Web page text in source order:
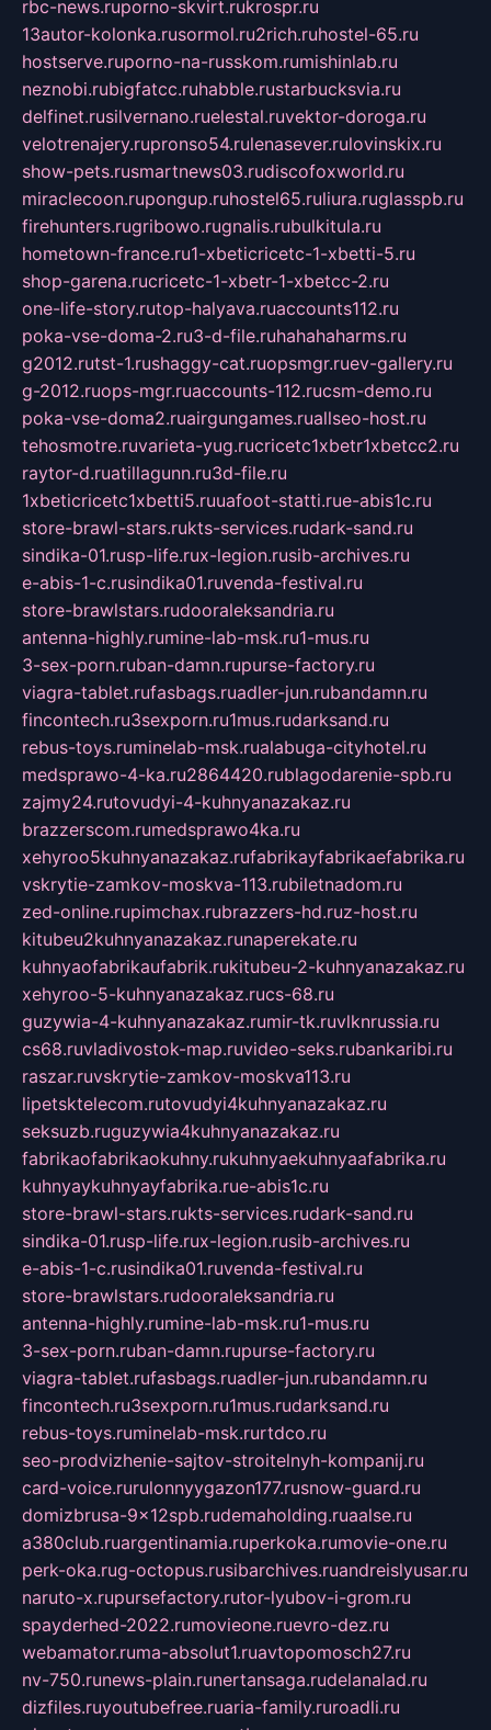
rbc-news.ruporno-skvirt.rukrospr.ru
13autor-kolonka.rusormol.ru2rich.ruhostel-65.ru
hostserve.ruporno-na-russkom.rumishinlab.ru
neznobi.rubigfatcc.ruhabble.rustarbucksvia.ru
delfinet.rusilvernano.ruelestal.ruvektor-doroga.ru
velotrenajery.rupronso54.rulenasever.rulovinskix.ru
show-pets.rusmartnews03.rudiscofoxworld.ru
miraclecoon.rupongup.ruhostel65.ruliura.ruglasspb.ru
firehunters.rugribowo.rugnalis.rubulkitula.ru
hometown-france.ru1-xbeticricetc-1-xbetti-5.ru
shop-garena.rucricetc-1-xbetr-1-xbetcc-2.ru
one-life-story.rutop-halyava.ruaccounts112.ru
poka-vse-doma-2.ru3-d-file.ruhahahaharms.ru
g2012.rutst-1.rushaggy-cat.ruopsmgr.ruev-gallery.ru
g-2012.ruops-mgr.ruaccounts-112.rucsm-demo.ru
poka-vse-doma2.ruairgungames.ruallseo-host.ru
tehosmotre.ruvarieta-yug.rucricetc1xbetr1xbetcc2.ru
raytor-d.ruatillagunn.ru3d-file.ru
1xbeticricetc1xbetti5.ruuafoot-statti.rue-abis1c.ru
store-brawl-stars.rukts-services.rudark-sand.ru
sindika-01.rusp-life.rux-legion.rusib-archives.ru
e-abis-1-c.rusindika01.ruvenda-festival.ru
store-brawlstars.rudooraleksandria.ru
antenna-highly.rumine-lab-msk.ru1-mus.ru
3-sex-porn.ruban-damn.rupurse-factory.ru
viagra-tablet.rufasbags.ruadler-jun.rubandamn.ru
fincontech.ru3sexporn.ru1mus.rudarksand.ru
rebus-toys.ruminelab-msk.rualabuga-cityhotel.ru
medsprawo-4-ka.ru2864420.rublagodarenie-spb.ru
zajmy24.rutovudyi-4-kuhnyanazakaz.ru
brazzerscom.rumedsprawo4ka.ru
xehyroo5kuhnyanazakaz.rufabrikayfabrikaefabrika.ru
vskrytie-zamkov-moskva-113.rubiletnadom.ru
zed-online.rupimchax.rubrazzers-hd.ruz-host.ru
kitubeu2kuhnyanazakaz.runaperekate.ru
kuhnyaofabrikaufabrik.rukitubeu-2-kuhnyanazakaz.ru
xehyroo-5-kuhnyanazakaz.rucs-68.ru
guzywia-4-kuhnyanazakaz.rumir-tk.ruvlknrussia.ru
cs68.ruvladivostok-map.ruvideo-seks.rubankaribi.ru
raszar.ruvskrytie-zamkov-moskva113.ru
lipetsktelecom.rutovudyi4kuhnyanazakaz.ru
seksuzb.ruguzywia4kuhnyanazakaz.ru
fabrikaofabrikaokuhny.rukuhnyaekuhnyaafabrika.ru
kuhnyaykuhnyayfabrika.rue-abis1c.ru
store-brawl-stars.rukts-services.rudark-sand.ru
sindika-01.rusp-life.rux-legion.rusib-archives.ru
e-abis-1-c.rusindika01.ruvenda-festival.ru
store-brawlstars.rudooraleksandria.ru
antenna-highly.rumine-lab-msk.ru1-mus.ru
3-sex-porn.ruban-damn.rupurse-factory.ru
viagra-tablet.rufasbags.ruadler-jun.rubandamn.ru
fincontech.ru3sexporn.ru1mus.rudarksand.ru
rebus-toys.ruminelab-msk.rurtdco.ru
seo-prodvizhenie-sajtov-stroitelnyh-kompanij.ru
card-voice.rurulonnyygazon177.rusnow-guard.ru
domizbrusa-9x12spb.rudemaholding.ruaalse.ru
a380club.ruargentinamia.ruperkoka.rumovie-one.ru
perk-oka.rug-octopus.rusibarchives.ruandreislyusar.ru
naruto-x.rupursefactory.rutor-lyubov-i-grom.ru
spayderhed-2022.rumovieone.ruevro-dez.ru
webamator.ruma-absolut1.ruavtopomosch27.ru
nv-750.runews-plain.runertansaga.rudelanalad.ru
dizfiles.ruyoutubefree.ruaria-family.ruroadli.ru